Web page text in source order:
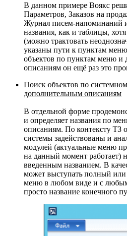
В данном примере Воякс
Параметров, Заказов на
Журнал писем-напоминаний
названия, как и таблицы,
(можно трактовать
указаны пути к пунктам
объектов по пунктам меню и
описаниям он ещё раз это
Поиск объектов по
дополнительным описаниям
В отдельной форме
и определяет названия по
описаниям. По контексту ТЗ
системы задействованы и
модулей (актуальные меню
на данный момент работает)
введенным названием. В
может выступать полный
меню в любом виде и с
просто название конечного